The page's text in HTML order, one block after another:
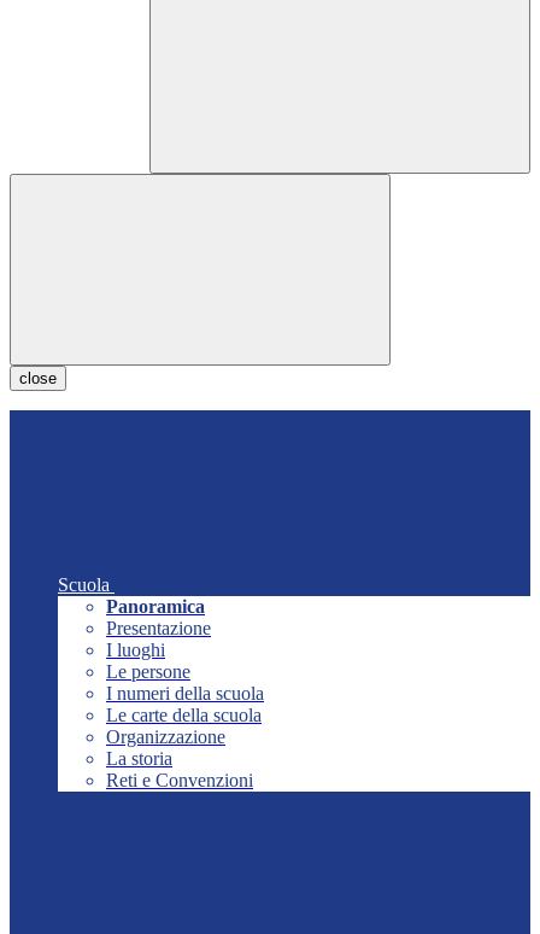
close
Scuola
Panoramica
Presentazione
I luoghi
Le persone
I numeri della scuola
Le carte della scuola
Organizzazione
La storia
Reti e Convenzioni